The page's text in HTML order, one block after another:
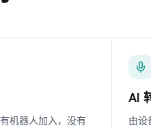
机器人加入，没有
AI
由设